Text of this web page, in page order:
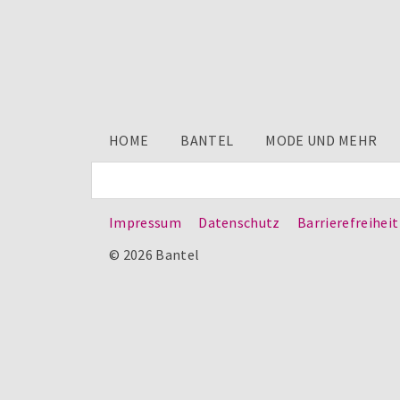
HOME BANTEL MODE UND MEHR
Impressum Datenschutz
Barrierefreiheit
© 2026 Bantel